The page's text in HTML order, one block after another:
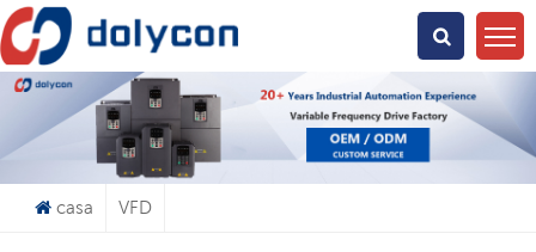
O Que Você Está Procurando?
casa VFD